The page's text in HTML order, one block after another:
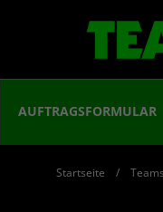
AUFTRAGSFORMULAR
Startseite